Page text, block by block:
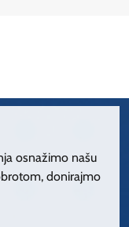
osnažimo našu
donirajmo